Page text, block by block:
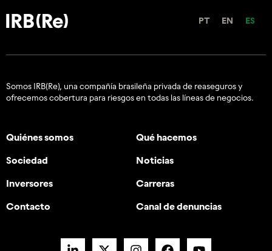
PT EN ES
Somos IRB(Re), una compañía brasileña privada de reaseguros y
ofrecemos cobertura para riesgos en todas las líneas de negocios.
Quiénes somos Qué hacemos
Sociedad Noticias
Inversores Carreras
Contacto Canal de denuncias